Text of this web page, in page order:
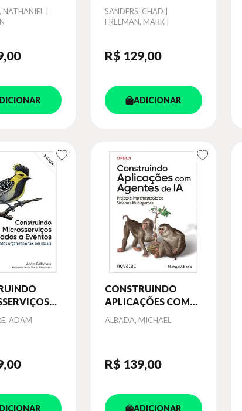
|
,00
Autor
SANDERS, CHAD |
FREEMAN, MARK |
R$ 129,00
ADICIONAR
A
ADAM
,00
CONSTRUINDO
APLICAÇÕES COM
AGENTES DE IA
Autor
ALBADA, MICHAEL
R$ 139,00
ADICIONAR